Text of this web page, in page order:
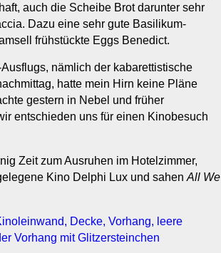
auch die Scheibe Brot darunter sehr
Dazu eine sehr gute Basilikum-
frühstückte Eggs Benedict.
nämlich der kabarettistische
hatte mein Hirn keine Pläne
gestern in Nebel und früher
entschieden uns für einen Kinobesuch
Zeit zum Ausruhen im Hotelzimmer,
Kino Delphi Lux und sahen All We